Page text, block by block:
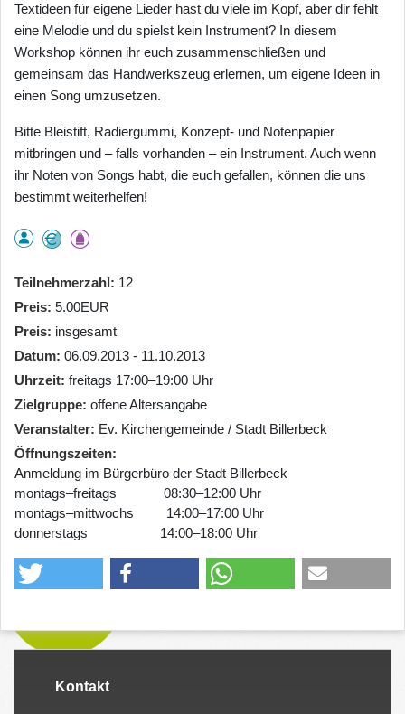
Textideen für eigene Lieder hast du viele im Kopf, aber dir fehlt
eine Melodie und du spielst kein Instrument? In diesem
Workshop können ihr euch zusammenschließen und
gemeinsam das Handwerkszeug erlernen, um eigene Ideen in
einen Song umzusetzen.
Bitte Bleistift, Radiergummi, Konzept- und Notenpapier
mitbringen und – falls vorhanden – ein Instrument. Auch wenn
ihr Noten von Songs habt, die euch gefallen, können die uns
bestimmt weiterhelfen!
Teilnehmerzahl
12
Preis 5.00EUR
Preis insgesamt
Datum 06.09.2013 - 11.10.2013
Uhrzeit freitags 17:00–19:00 Uhr
Zielgruppe offene Altersangabe
Veranstalter Ev. Kirchengemeinde / Stadt Billerbeck
Öffnungszeiten
Anmeldung im Bürgerbüro der Stadt Billerbeck
montags–freitags 08:30–12:00 Uhr
montags–mittwochs 14:00–17:00 Uhr
donnerstags 14:00–18:00 Uhr
Kontakt